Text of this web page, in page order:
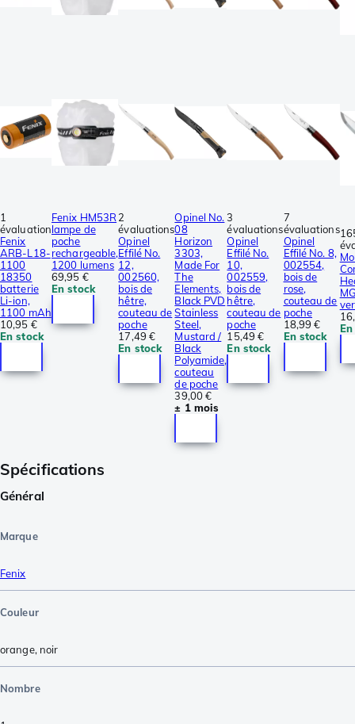
1
évaluation
Fenix
ARB-L18-
1100
18350
batterie
Li-ion,
1100 mAh
10,95 €
En stock
Fenix HM53R
lampe de
poche
rechargeable,
1200 lumens
69,95 €
En stock
2
évaluations
Opinel
Effilé No.
12,
002560,
bois de
hêtre,
couteau de
poche
17,49 €
En stock
Opinel No.
08
Horizon
3303,
Made For
The
Elements,
Black PVD
Stainless
Steel,
Mustard /
Black
Polyamide,
couteau
de poche
39,00 €
± 1 mois
3
évaluations
Opinel
Effilé No.
10,
002559,
bois de
hêtre,
couteau de
poche
15,49 €
En stock
7
évaluations
Opinel
Effilé No. 8,
002554,
bois de
rose,
couteau de
poche
18,99 €
En stock
Spécifications
Général
Marque
Fenix
Couleur
orange, noir
Nombre